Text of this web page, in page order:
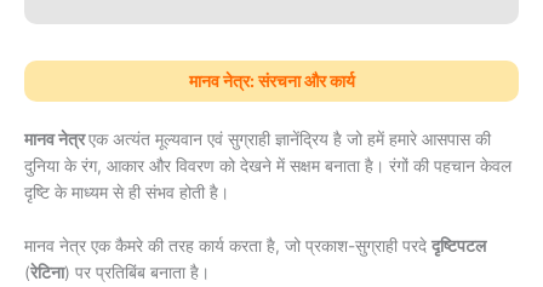
मानव नेत्र: संरचना और कार्य
मानव नेत्रएक अत्यंत मूल्यवान एवं सुग्राही ज्ञानेंद्रिय है जो हमें हमारे आसपास की
दुनिया के रंग, आकार और विवरण को देखने में सक्षम बनाता है। रंगों की पहचान केवल
दृष्टि के माध्यम से ही संभव होती है।
मानव नेत्र एक कैमरे की तरह कार्य करता है, जो प्रकाश-सुग्राही परदे दृष्टिपटल
(रेटिना) पर प्रतिबिंब बनाता है।